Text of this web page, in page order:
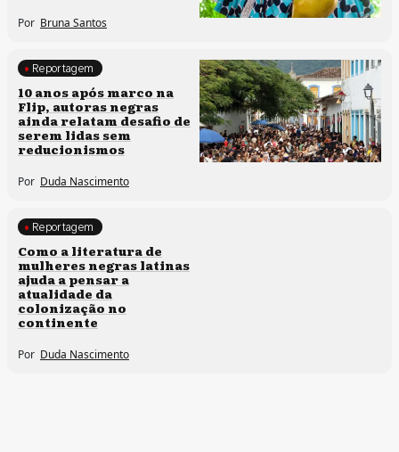
Por Bruna Santos
Processos artísticos
Reportagem
10 anos após marco na
Flip, autoras negras
ainda relatam desafio de
serem lidas sem
reducionismos
Por Duda Nascimento
Direitos humanos
Reportagem
Como a literatura de
mulheres negras latinas
ajuda a pensar a
atualidade da
colonização no
continente
Por Duda Nascimento